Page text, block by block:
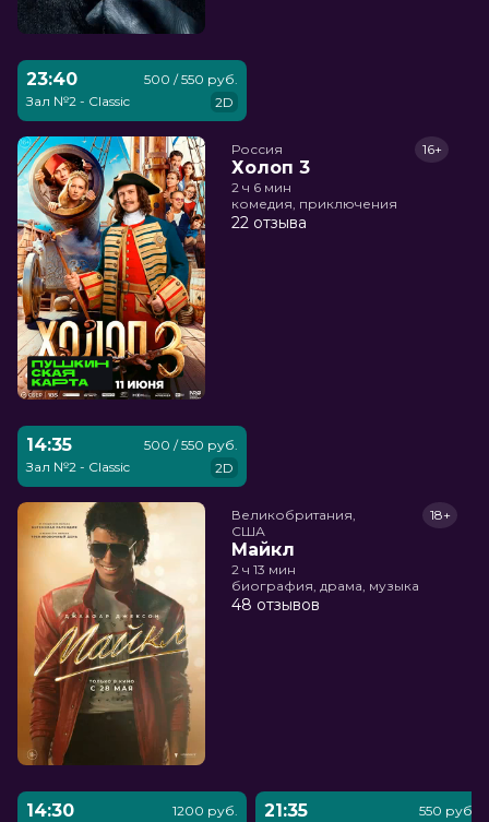
23:40
Зал №2 - Classic
500 / 550 руб.
2D
Россия
Холоп 3
16+
2 ч 6 мин
комедия, приключения
22 отзыва
14:35
Зал №2 - Classic
500 / 550 руб.
2D
Великобритания,
США
Майкл
18+
2 ч 13 мин
биография, драма, музыка
48 отзывов
14:30 1200 руб. 21:35 550 руб.